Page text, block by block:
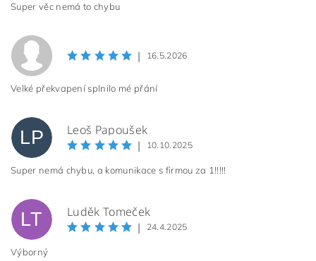
Super věc nemá to chybu
| 16.5.2026
Velké překvapení splnilo mé přání
LP Leoš Papoušek
| 10.10.2025
Super nemá chybu, a komunikace s firmou za 1!!!!!
LT Luděk Tomeček
| 24.4.2025
Výborný